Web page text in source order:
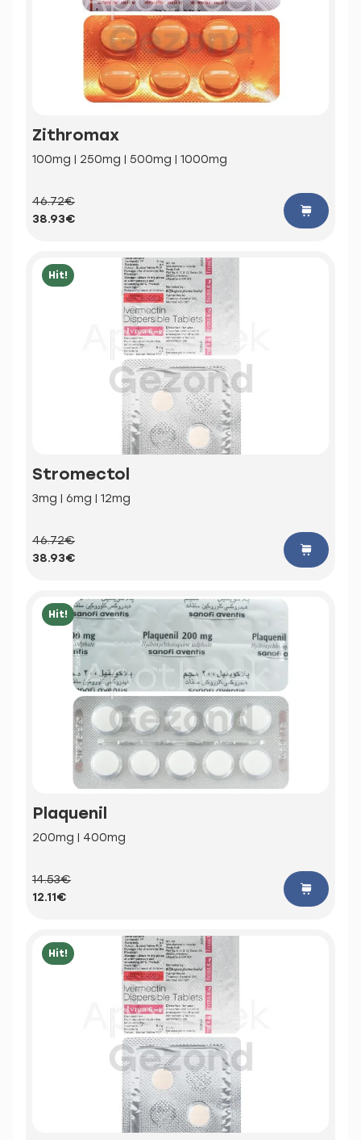
Zithromax
100mg | 250mg | 500mg | 1000mg
46.72€
38.93€
Hit!
Stromectol
3mg | 6mg | 12mg
46.72€
38.93€
Hit!
Plaquenil
200mg | 400mg
14.53€
12.11€
Hit!